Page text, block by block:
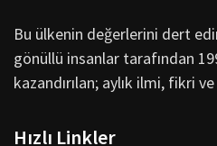
Bu ülkenin değerlerini dert
gönüllü insanlar tarafından
kazandırılan; aylık ilmi, fikri
Hızlı Linkler